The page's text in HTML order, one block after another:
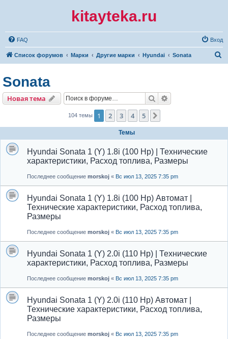
kitayteka.ru
FAQ Вход
Список форумов Марки Другие марки Hyundai Sonata
Sonata
Новая тема Поиск
104 темы 1 2 3 4 5
Темы
Hyundai Sonata 1 (Y) 1.8i (100 Hp) | Технические
характеристики, Расход топлива, Размеры
Последнее сообщение morskoj « Вс июл 13, 2025 7:35 pm
Hyundai Sonata 1 (Y) 1.8i (100 Hp) Автомат |
Технические характеристики, Расход топлива,
Размеры
Последнее сообщение morskoj « Вс июл 13, 2025 7:35 pm
Hyundai Sonata 1 (Y) 2.0i (110 Hp) | Технические
характеристики, Расход топлива, Размеры
Последнее сообщение morskoj « Вс июл 13, 2025 7:35 pm
Hyundai Sonata 1 (Y) 2.0i (110 Hp) Автомат |
Технические характеристики, Расход топлива,
Размеры
Последнее сообщение morskoj « Вс июл 13, 2025 7:35 pm